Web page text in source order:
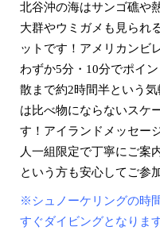
北谷沖の海はサンゴ礁や
大群やウミガメも見られ
ットです！アメリカンビ
わずか5分・10分でポイ
散まで約2時間半という
は比べ物にならないスケ
す！アイランドメッセー
人一組限定で丁寧にご案
という方も安心してご参
※シュノーケリングの時
すぐダイビングとなりま